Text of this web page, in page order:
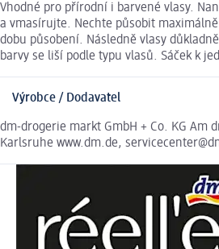
Vhodné pro přírodní i barvené vlasy.
a vmasírujte. Nechte působit
dobu působení. Následně vlasy
barvy se liší podle typu vlasů. Sáček k
Výrobce / Dodavatel
dm-drogerie markt GmbH + Co. KG Am
Karlsruhe www.dm.de,